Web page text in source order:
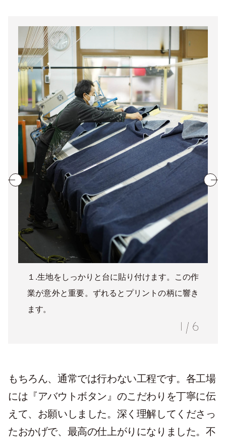
１.生地をしっかりと台に貼り付けます。この作
業が意外と重要。ずれるとプリントの柄に響き
ます。
1 / 6
もちろん、通常では行わない工程です。各工場
には『アバウトボタン』のこだわりを丁寧に伝
えて、お願いしました。深く理解してくださっ
たおかげで、最高の仕上がりになりました。不